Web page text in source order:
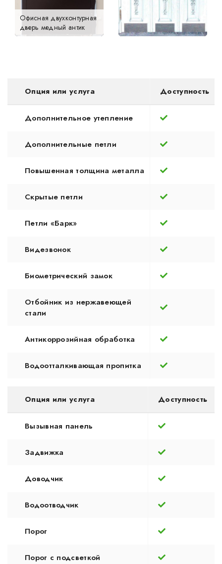
Офисная двухконтурная
дверь медный антик
Опция или услуга Доступность
Дополнительное утепление
Дополнительные петли
Повышенная толщина металла
Скрытые петли
Петли «Барк»
Видезвонок
Биометрический замок
Отбойник из нержавеющей
стали
Антикоррозийная обработка
Водоотталкивающая пропитка
Опция или услуга Доступность
Вызывная панель
Задвижка
Доводчик
Водоотводчик
Порог
Порог с подсветкой